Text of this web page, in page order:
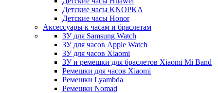
Детские часы KNOPKA
Детские часы Honor
Аксессуары к часам и браслетам
ЗУ для Samsung Watch
ЗУ для часов Apple Watch
ЗУ для часов Xiaomi
ЗУ и ремешки для браслетов Xiaomi Mi Band
Ремешки для часов Xiaomi
Ремешки Lyambda
Ремешки Nomad